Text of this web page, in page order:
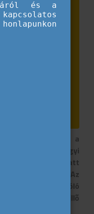
és elakadtál a
egészségügyi
más akadály miatt
program? Az
szóló
a hozzád illő
és a